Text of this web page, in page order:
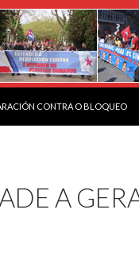
CONTRA O BLOQUEO
A